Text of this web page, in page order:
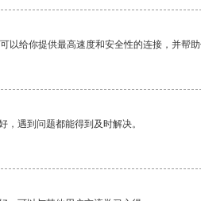
以给你提供最高速度和安全性的连接，并帮助
，遇到问题都能得到及时解决。